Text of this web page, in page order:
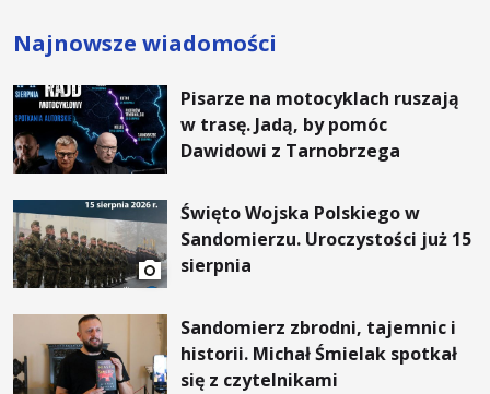
Najnowsze wiadomości
Pisarze na motocyklach ruszają
w trasę. Jadą, by pomóc
Dawidowi z Tarnobrzega
Święto Wojska Polskiego w
Sandomierzu. Uroczystości już 15
sierpnia
Sandomierz zbrodni, tajemnic i
historii. Michał Śmielak spotkał
się z czytelnikami